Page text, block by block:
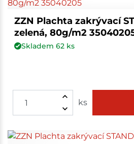
ZZN Plachta zakrývací
zelená, 80g/m2
Skladem 62ks
ks